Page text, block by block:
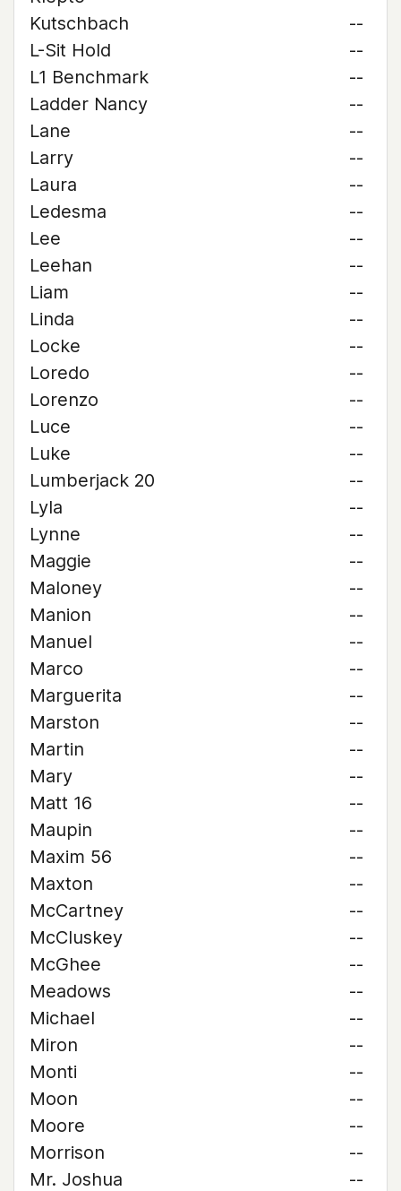
Kutschbach
--
L-Sit Hold
--
L1 Benchmark
--
Ladder Nancy
--
Lane
--
Larry
--
Laura
--
Ledesma
--
Lee
--
Leehan
--
Liam
--
Linda
--
Locke
--
Loredo
--
Lorenzo
--
Luce
--
Luke
--
Lumberjack 20
--
Lyla
--
Lynne
--
Maggie
--
Maloney
--
Manion
--
Manuel
--
Marco
--
Marguerita
--
Marston
--
Martin
--
Mary
--
Matt 16
--
Maupin
--
Maxim 56
--
Maxton
--
McCartney
--
McCluskey
--
McGhee
--
Meadows
--
Michael
--
Miron
--
Monti
--
Moon
--
Moore
--
Morrison
--
Mr. Joshua
--